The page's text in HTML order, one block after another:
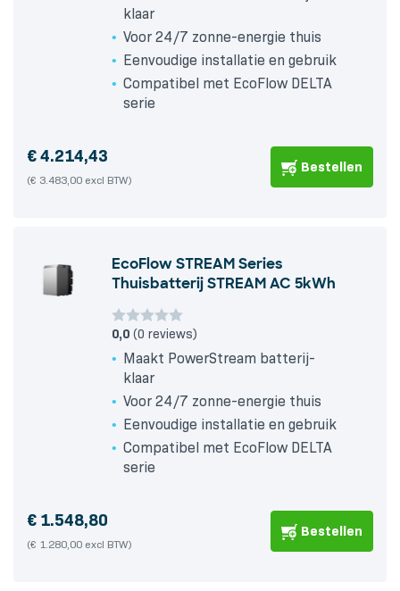
klaar
Voor 24/7 zonne-energie thuis
Eenvoudige installatie en gebruik
Compatibel met EcoFlow DELTA
serie
€4.214,43
(€ 3.483,00 excl BTW)
Bestellen
EcoFlow STREAM Series
Thuisbatterij STREAM AC 5kWh
0,0 (0 reviews)
Maakt PowerStream batterij-
klaar
Voor 24/7 zonne-energie thuis
Eenvoudige installatie en gebruik
Compatibel met EcoFlow DELTA
serie
€ 1.548,80
(€ 1.280,00 excl BTW)
Bestellen